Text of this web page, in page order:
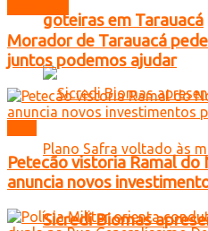
goteiras em Tarauacá
Sicredi Biomas
Morador de Tarauacá
juntos podemos ajudar
Petecão vistoria Ramal do
anuncia novos